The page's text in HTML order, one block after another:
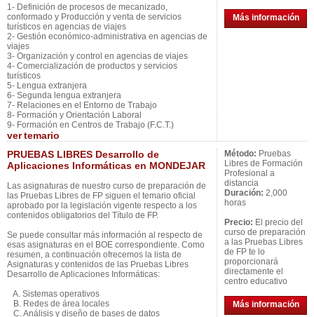
1- Definición de procesos de mecanizado,
conformado y Producción y venta de servicios
turísticos en agencias de viajes
2- Gestión económico-administrativa en agencias de
viajes
3- Organización y control en agencias de viajes
4- Comercialización de productos y servicios
turísticos
5- Lengua extranjera
6- Segunda lengua extranjera
7- Relaciones en el Entorno de Trabajo
8- Formación y Orientación Laboral
9- Formación en Centros de Trabajo (F.C.T.)
vertemario
Más información
PRUEBAS LIBRES Desarrollo de
Aplicaciones Informáticas en MONDEJAR
Las asignaturas de nuestro curso de preparación de
las Pruebas Libres de FP siguen el temario oficial
aprobado por la legislación vigente respecto a los
contenidos obligatorios del Título de FP.
Se puede consultar más información al respecto de
esas asignaturas en el BOE correspondiente. Como
resumen, a continuación ofrecemos la lista de
Asignaturas y contenidos de las Pruebas Libres
Desarrollo de Aplicaciones Informáticas:
A. Sistemas operativos
B. Redes de área locales
C. Análisis y diseño de bases de datos
Método: Pruebas
Libres de Formación
Profesional a
distancia
Duración: 2,000
horas
Precio: El precio del
curso de preparación
a las Pruebas Libres
de FP te lo
proporcionará
directamente el
centro educativo
Más información